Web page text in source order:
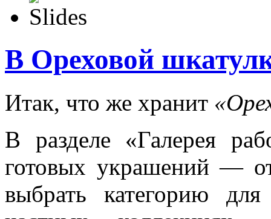
В Ореховой
Итак, что же хранит
В разделе «Галерея
готовых украшений —
выбрать категорию